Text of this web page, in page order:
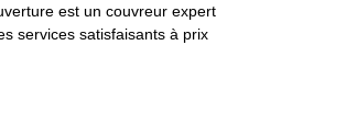
est un couvreur expert
services satisfaisants à prix